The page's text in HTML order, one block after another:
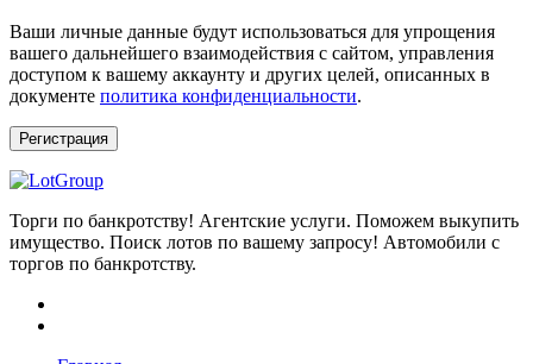
Ваши личные данные будут использоваться для упрощения
вашего дальнейшего взаимодействия с сайтом, управления
доступом к вашему аккаунту и других целей, описанных в
документе политика конфиденциальности.
Регистрация
Торги по банкротству! Агентские услуги. Поможем выкупить
имущество. Поиск лотов по вашему запросу! Автомобили с
торгов по банкротству.